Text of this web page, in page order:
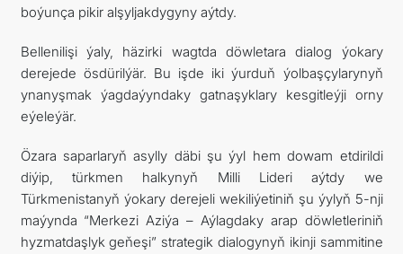
boýunça pikir alşyljakdygyny aýtdy.
Bellenilişi ýaly, häzirki wagtda döwletara dialog ýokary
derejede ösdürilýär. Bu işde iki ýurduň ýolbaşçylarynyň
ynanyşmak ýagdaýyndaky gatnaşyklary kesgitleýji orny
eýeleýär.
Özara saparlaryň asylly däbi şu ýyl hem dowam etdirildi
diýip, türkmen halkynyň Milli Lideri aýtdy we
Türkmenistanyň ýokary derejeli wekiliýetiniň şu ýylyň 5-nji
maýynda “Merkezi Aziýa – Aýlagdaky arap döwletleriniň
hyzmatdaşlyk geňeşi” strategik dialogynyň ikinji sammitine